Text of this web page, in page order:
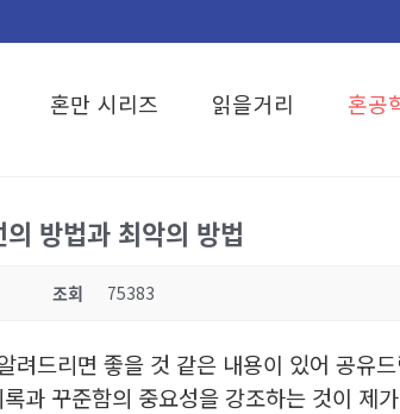
혼만 시리즈 읽을거리 혼공
방법과 최악의 방법
조회 75383
려드리면 좋을 것 같은 내용이 있어 공유
과 꾸준함의 중요성을 강조하는 것이 제